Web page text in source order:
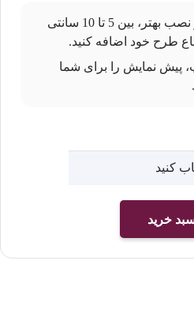
برای اندازه گیری و نصب بهتر، بین 5 تا 10 سانتی
طرح خود اضافه کنید.
پیش نمایش را برای شما
خرید